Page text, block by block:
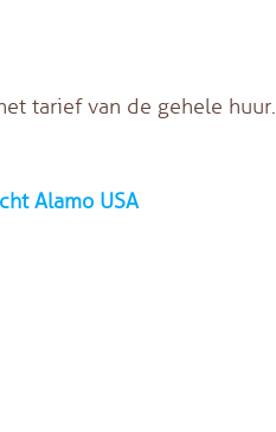
tarief van de gehele huur.
Alamo USA